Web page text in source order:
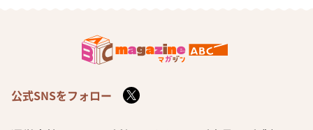
公式SNSをフォロー